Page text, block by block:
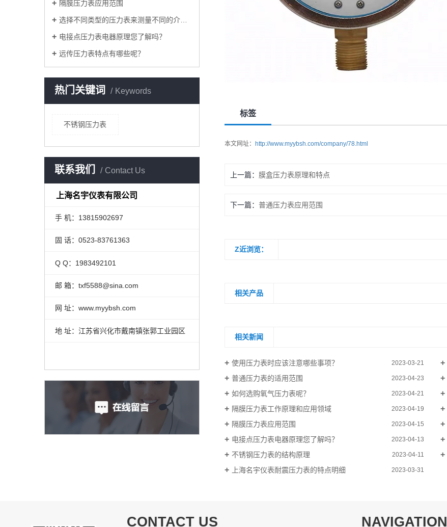
隔膜压力表应用范围
选择不同类型的压力表来测量不同的介质和使用环境
电接点压力表电器原理您了解吗？
远传压力表特点有哪些呢？
热门关键词 Keywords
不锈钢压力表
联系我们 Contact Us
上海名宇仪表有限公司
手 机：13815902697
固 话：0523-83761363
Q Q：1983492101
邮 箱：txf5588@sina.com
网 址：www.myybsh.com
地 址：江苏省兴化市戴南镇张郭工业园区
标签
本文网址： http://www.myybsh.com/company/78.html
上一篇： 膜盒压力表原理和特点
下一篇： 普通压力表应用范围
Z近浏览：
相关产品
相关新闻
使用压力表时应该注意哪些事项？ 2023-03-21
普通压力表的适用范围 2023-04-23
如何选购氧气压力表呢？ 2023-04-21
隔膜压力表工作原理和应用领域 2023-04-19
隔膜压力表应用范围 2023-04-15
电接点压力表电器原理您了解吗？ 2023-04-13
不锈钢压力表的结构原理 2023-04-11
上海名宇仪表耐震压力表的特点明细 2023-03-31
CONTACT US NAVIGATION